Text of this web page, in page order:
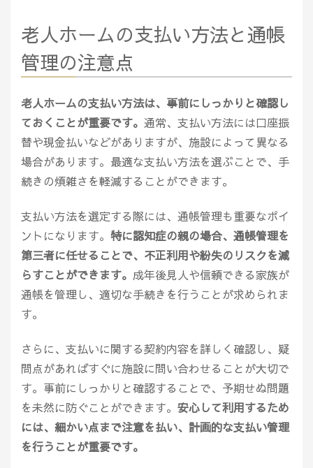
老人ホームの支払い方法と通帳
管理の注意点
老人ホームの支払い方法は、事前にしっかりと確認し
ておくことが重要です。 通常、支払い方法には口座振
替や現金払いなどがありますが、施設によって異なる
場合があります。最適な支払い方法を選ぶことで、手
続きの煩雑さを軽減することができます。
支払い方法を選定する際には、通帳管理も重要なポイ
ントになります。 特に認知症の親の場合、通帳管理を
第三者に任せることで、不正利用や紛失のリスクを減
らすことができます。 成年後見人や信頼できる家族が
通帳を管理し、適切な手続きを行うことが求められま
す。
さらに、支払いに関する契約内容を詳しく確認し、疑
問点があればすぐに施設に問い合わせることが大切で
す。事前にしっかりと確認することで、予期せぬ問題
を未然に防ぐことができます。 安心して利用するため
には、細かい点まで注意を払い、計画的な支払い管理
を行うことが重要です。